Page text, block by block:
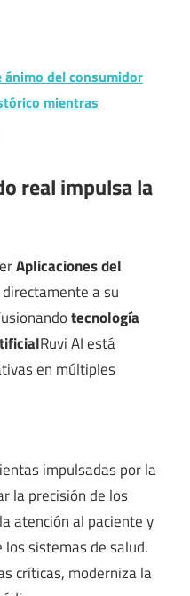
ánimo del consumidor
mientras
real impulsa la
Aplicaciones del
a su
tecnología
Ruvi AI está
en múltiples
impulsadas por la
la precisión de los
atención al paciente y
sistemas de salud.
críticas, moderniza la